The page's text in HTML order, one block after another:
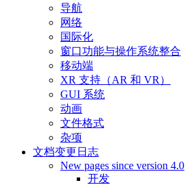
导航
网络
国际化
窗口功能与操作系统整合
移动端
XR 支持（AR 和 VR）
GUI 系统
动画
文件格式
杂项
文档变更日志
New pages since version 4.0
开发